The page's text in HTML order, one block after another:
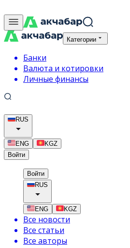
Категории
Банки
Валюта и котировки
Личные финансы
RUS
ENG
KGZ
Войти
Войти
RUS
ENG KGZ
Все новости
Все статьи
Все авторы